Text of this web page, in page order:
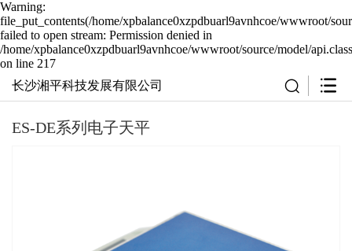
Warning:
file_put_contents(/home/xpbalance0xzpdbuarl9avnhcoe/wwwroot/
failed to open stream: Permission denied in
/home/xpbalance0xzpdbuarl9avnhcoe/wwwroot/source/model/
on line 217
长沙湘平科技发展有限公司
ES-DE系列电子天平